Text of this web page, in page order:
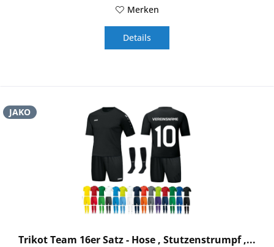
Merken
Details
JAKO
Trikot Team 16er Satz - Hose , Stutzenstrumpf ,...